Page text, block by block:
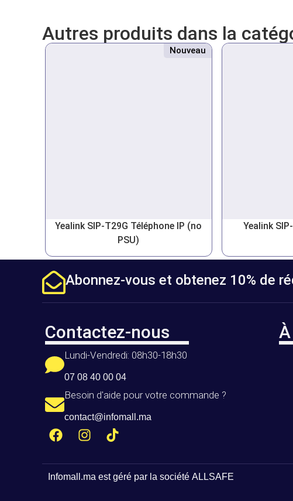
Autres produits dans la
Nouveau
Yealink SIP-T29G Téléphone IP (no
PSU)
Yealink
Abonnez-vous et obtenez 10% de
Contactez-nous
Lundi-Vendredi: 08h30-18h30
07 08 40 00 04
Besoin d'aide pour votre commande ?
contact@infomall.ma
Infomall.ma est géré par la société ALLSAFE